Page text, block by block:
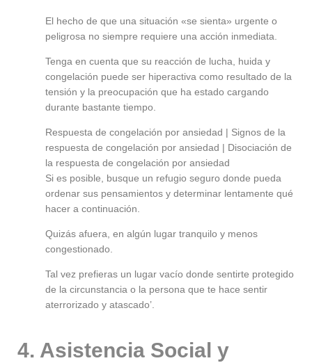
El hecho de que una situación «se sienta» urgente o
peligrosa no siempre requiere una acción inmediata.
Tenga en cuenta que su reacción de lucha, huida y
congelación puede ser hiperactiva como resultado de la
tensión y la preocupación que ha estado cargando
durante bastante tiempo.
Respuesta de congelación por ansiedad | Signos de la
respuesta de congelación por ansiedad | Disociación de
la respuesta de congelación por ansiedad
Si es posible, busque un refugio seguro donde pueda
ordenar sus pensamientos y determinar lentamente qué
hacer a continuación.
Quizás afuera, en algún lugar tranquilo y menos
congestionado.
Tal vez prefieras un lugar vacío donde sentirte protegido
de la circunstancia o la persona que te hace sentir
aterrorizado y atascado’.
4. Asistencia Social y